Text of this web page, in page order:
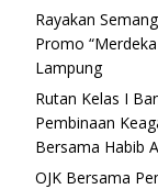
Rayakan
Promo
Lampung
Rutan Kelas I
Pembinaan
Bersama Habib
OJK Bersama